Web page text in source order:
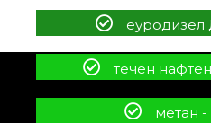
еуродизел
течен
метан